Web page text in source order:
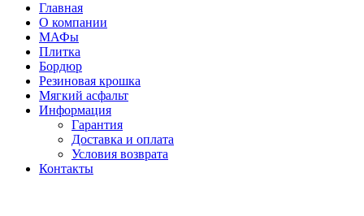
Главная
О компании
МАФы
Плитка
Бордюр
Резиновая крошка
Мягкий асфальт
Информация
Гарантия
Доставка и оплата
Условия возврата
Контакты